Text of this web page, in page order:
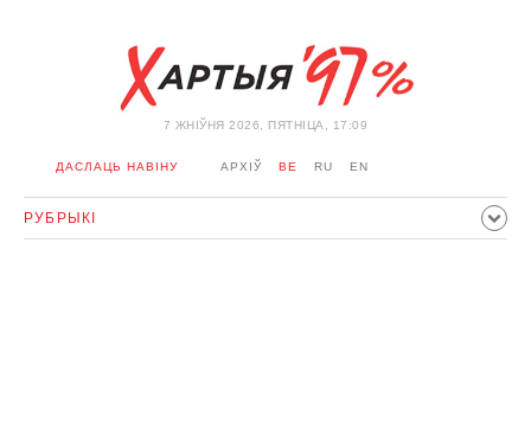
7 ЖНIЎНЯ 2026, ПЯТНІЦА, 17:09
ДАСЛАЦЬ НАВІНУ АРХІЎ BE RU EN
РУБРЫКІ